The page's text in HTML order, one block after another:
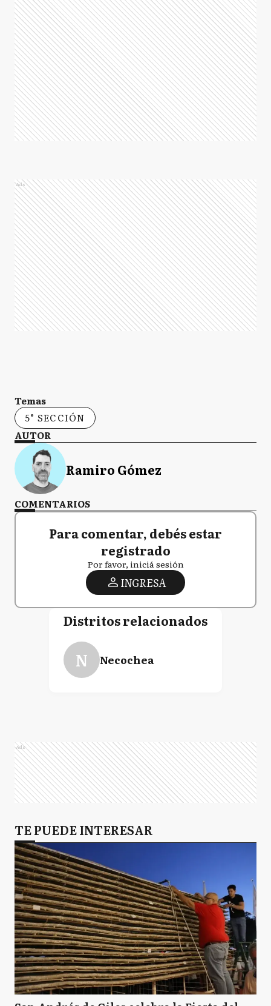
Ads
Temas
5° SECCIÓN
AUTOR
Ramiro Gómez
COMENTARIOS
Para comentar, debés estar
registrado
Por favor, iniciá sesión
INGRESA
Distritos relacionados
N Necochea
Ads
TE PUEDE INTERESAR